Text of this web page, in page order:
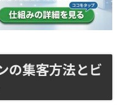
の集客方法とビ